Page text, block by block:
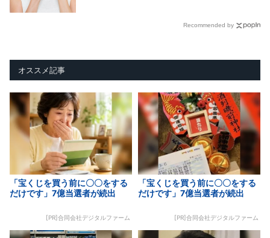
Recommended by
オススメ記事
「宝くじを買う前に〇〇をする
だけです」7億当選者が続出
[PR]合同会社デジタルファーム
「宝くじを買う前に〇〇をする
だけです」7億当選者が続出
[PR]合同会社デジタルファーム